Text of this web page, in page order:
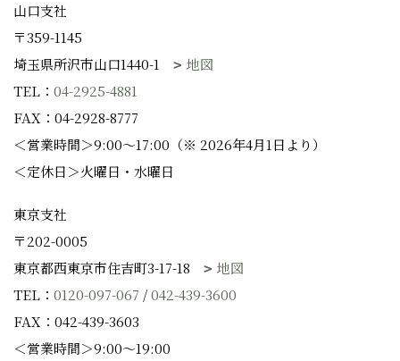
山口支社
〒359-1145
埼玉県所沢市山口1440-1
地図
TEL： 04-2925-4881
FAX：04-2928-8777
＜営業時間＞9:00～17:00（※ 2026年4月1日より）
＜定休日＞火曜日・水曜日
東京支社
〒202-0005
東京都西東京市住吉町3-17-18
地図
TEL： 0120-097-067 /042-439-3600
FAX：042-439-3603
＜営業時間＞9:00～19:00